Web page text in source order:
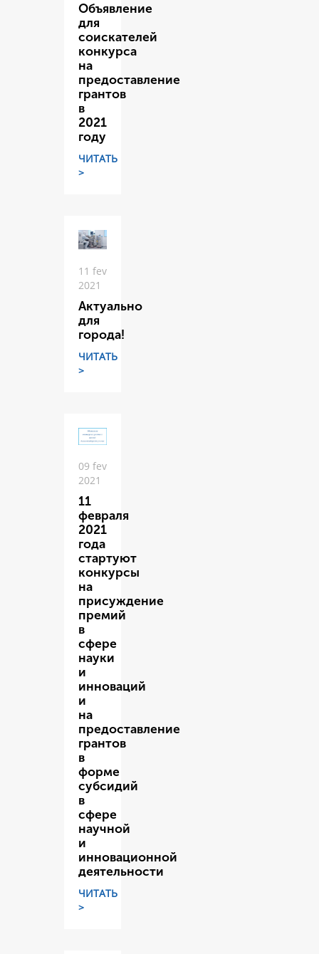
Объявление
для
соискателей
конкурса
на
предоставление
грантов
в
2021
году
ЧИТАТЬ
>
11 fev
2021
Актуально
для
города!
ЧИТАТЬ
>
09 fev
2021
11
февраля
2021
года
стартуют
конкурсы
на
присуждение
премий
в
сфере
науки
и
инноваций
и
на
предоставление
грантов
в
форме
субсидий
в
сфере
научной
и
инновационной
деятельности
ЧИТАТЬ
>